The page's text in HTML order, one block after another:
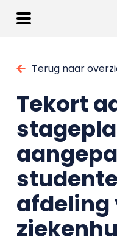
Terug naar
Tekort
afdeling